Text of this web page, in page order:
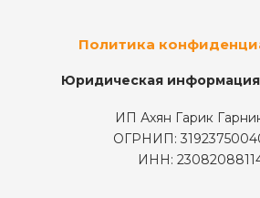
Политика
Юридическая
ИП Ахян Гарик
ОГРНИП:
ИНН: